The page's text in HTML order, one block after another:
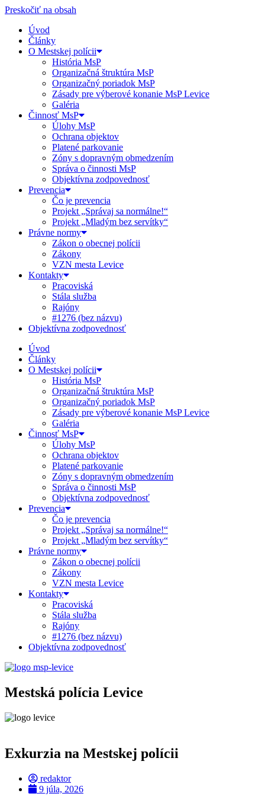
Preskočiť na obsah
Úvod
Články
O Mestskej polícii
História MsP
Organizačná štruktúra MsP
Organizačný poriadok MsP
Zásady pre výberové konanie MsP Levice
Galéria
Činnosť MsP
Úlohy MsP
Ochrana objektov
Platené parkovanie
Zóny s dopravným obmedzením
Správa o činnosti MsP
Objektívna zodpovednosť
Prevencia
Čo je prevencia
Projekt „Správaj sa normálne!“
Projekt „Mladým bez servítky“
Právne normy
Zákon o obecnej polícii
Zákony
VZN mesta Levice
Kontakty
Pracoviská
Stála služba
Rajóny
#1276 (bez názvu)
Objektívna zodpovednosť
Úvod
Články
O Mestskej polícii
História MsP
Organizačná štruktúra MsP
Organizačný poriadok MsP
Zásady pre výberové konanie MsP Levice
Galéria
Činnosť MsP
Úlohy MsP
Ochrana objektov
Platené parkovanie
Zóny s dopravným obmedzením
Správa o činnosti MsP
Objektívna zodpovednosť
Prevencia
Čo je prevencia
Projekt „Správaj sa normálne!“
Projekt „Mladým bez servítky“
Právne normy
Zákon o obecnej polícii
Zákony
VZN mesta Levice
Kontakty
Pracoviská
Stála služba
Rajóny
#1276 (bez názvu)
Objektívna zodpovednosť
Mestská polícia Levice
Exkurzia na Mestskej polícii
redaktor
9 júla, 2026